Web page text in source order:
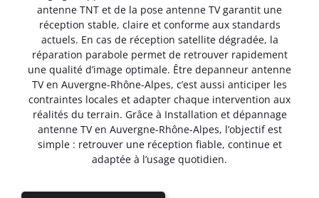
antenne TNT et de la pose antenne TV garantit une
réception stable, claire et conforme aux standards
actuels. En cas de réception satellite dégradée, la
réparation parabole permet de retrouver rapidement
une qualité d’image optimale. Être depanneur antenne
TV en Auvergne-Rhône-Alpes, c’est aussi anticiper les
contraintes locales et adapter chaque intervention aux
réalités du terrain. Grâce à Installation et dépannage
antenne TV en Auvergne-Rhône-Alpes, l’objectif est
simple : retrouver une réception fiable, continue et
adaptée à l’usage quotidien.